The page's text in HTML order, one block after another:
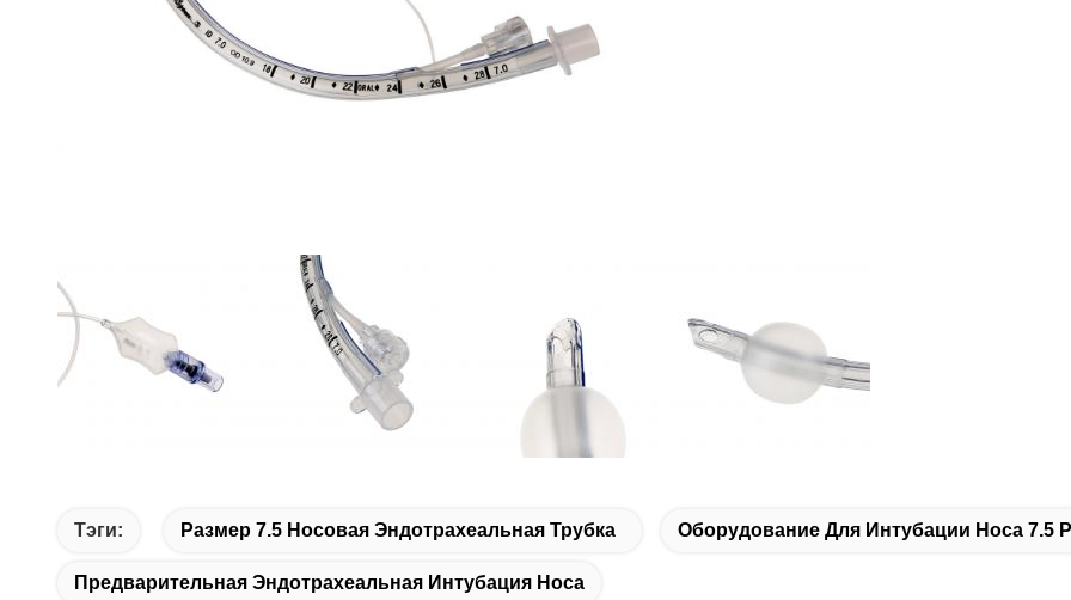
Тэги: Размер 7.5 Носовая Эндотрахеальная Трубка Оборудование Для Интубации Носа 7.5
Предварительная Эндотрахеальная Интубация Носа